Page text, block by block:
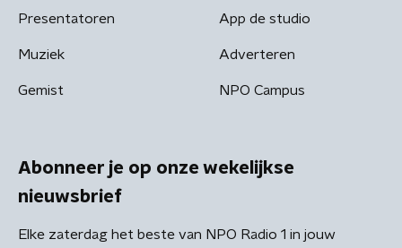
Presentatoren
Muziek
Gemist
App de studio
Adverteren
NPO Campus
Abonneer je op onze wekelijkse
nieuwsbrief
Elke zaterdag het beste van NPO Radio 1 in jouw